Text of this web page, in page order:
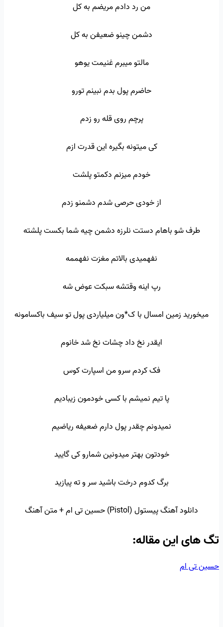
من رد دادم مریضم به کل
دشمن چینو ضعیفن به کل
مالتو میبرم غنیمت یوهو
حاضرم پول بدم نبینم تورو
پرچم روی قله رو زدم
کی میتونه بگیره این قدرت ازم
خودم میزنم دکمتو پلشت
از خودی حرصی شدم دشمنو زدم
طرف شو باهام دستت نلرزه دشمن چیه شما بکست پلشته
نفهمیدی بالاتم مغزت نفهممه
رپ اینه وقتشه سبکت عوض شه
میخورید زمین امسال با ک*ون میلیاردی پول تو سیف باکسامونه
ایقدر نخ داد چشات نخ شد خانوم
فک کردم سرو من اسپارت کوس
پا تیم نمیشم با کسی خودمون زیبادیم
نمیدونم چقدر پول دارم ضعیفه ریاضیم
خودتون بهتر میدونین شمارو کی گایید
برگ کدوم درخت باشید سر و ته پیازید
دانلود آهنگ پیستول (Pistol) حسین تی ام + متن آهنگ
تگ‌ های این مقاله:
حسین تی ام